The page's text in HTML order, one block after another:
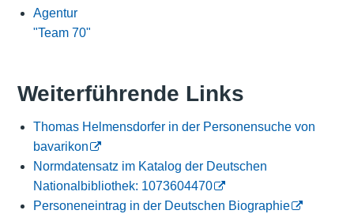
Agentur
"Team 70"
Weiterführende Links
Thomas Helmensdorfer in der Personensuche von
bavarikon
Normdatensatz im Katalog der Deutschen
Nationalbibliothek: 1073604470
Personeneintrag in der Deutschen Biographie